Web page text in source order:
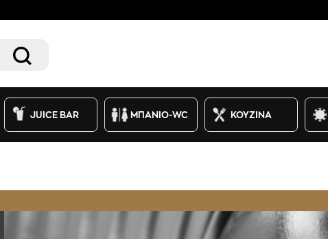
JUICE BAR ΜΠΑΝΙΟ-WC ΚΟΥΖΙΝΑ